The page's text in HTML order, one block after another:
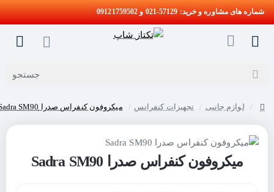
شماره های مشاوره و خرید: 57129-021 و 09121759502
جستجو
لوازم جانبی تجهیزات کنفرانس میکروفون کنفراس صدرا Sadra SM90
میکروفون کنفراس صدرا Sadra SM90